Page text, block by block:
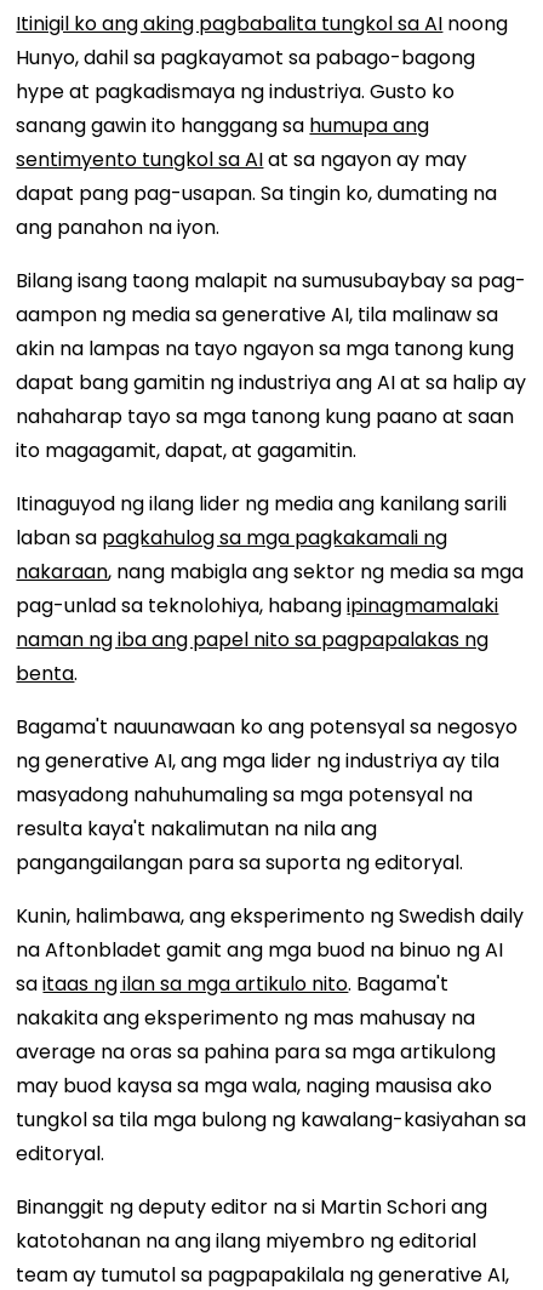
Itinigil ko ang aking pagbabalita tungkol sa AI noong
Hunyo, dahil sa pagkayamot sa pabago-bagong
hype at pagkadismaya ng industriya. Gusto ko
sanang gawin ito hanggang sa humupa ang
sentimyento tungkol sa AIat sa ngayon ay may
dapat pang pag-usapan. Sa tingin ko, dumating na
ang panahon na iyon.
Bilang isang taong malapit na sumusubaybay sa pag-
aampon ng media sa generative AI, tila malinaw sa
akin na lampas na tayo ngayon sa mga tanong kung
dapat bang gamitin ng industriya ang AI at sa halip ay
nahaharap tayo sa mga tanong kung paano at saan
ito magagamit, dapat, at gagamitin.
Itinaguyod ng ilang lider ng media ang kanilang sarili
laban sa pagkahulog sa mga pagkakamali ng
nakaraan, nang mabigla ang sektor ng media sa mga
pag-unlad sa teknolohiya, habangipinagmamalaki
naman ng iba ang papel nito sa pagpapalakas ng
benta.
Bagama't nauunawaan ko ang potensyal sa negosyo
ng generative AI, ang mga lider ng industriya ay tila
masyadong nahuhumaling sa mga potensyal na
resulta kaya't nakalimutan na nila ang
pangangailangan para sa suporta ng editoryal.
Kunin, halimbawa, ang eksperimento ng Swedish daily
na Aftonbladet gamit ang mga buod na binuo ng AI
saitaas ng ilan sa mga artikulo nito. Bagama't
nakakita ang eksperimento ng mas mahusay na
average na oras sa pahina para sa mga artikulong
may buod kaysa sa mga wala, naging mausisa ako
tungkol sa tila mga bulong ng kawalang-kasiyahan sa
editoryal.
Binanggit ng deputy editor na si Martin Schori ang
katotohanan na ang ilang miyembro ng editorial
team ay tumutol sa pagpapakilala ng generative AI,